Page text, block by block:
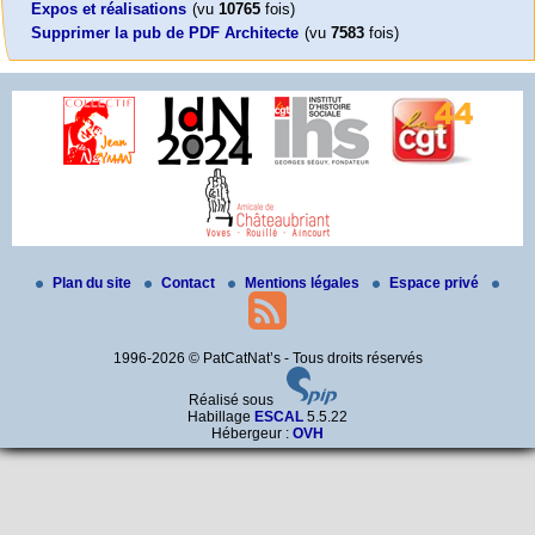
Expos et réalisations (vu 10765 fois)
Supprimer la pub de PDF Architecte (vu 7583 fois)
Plan du site Contact Mentions légales Espace privé
1996-2026 © PatCatNat’s - Tous droits réservés
Réalisé sous
Habillage ESCAL 5.5.22
Hébergeur : OVH